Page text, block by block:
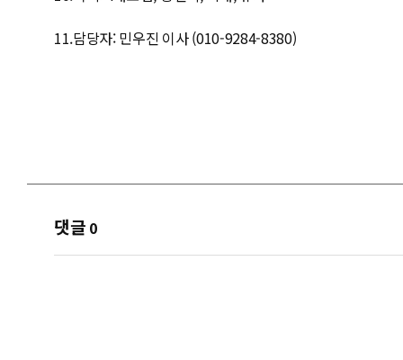
11.담당자: 민우진 이사 (010-9284-8380)
댓글 0